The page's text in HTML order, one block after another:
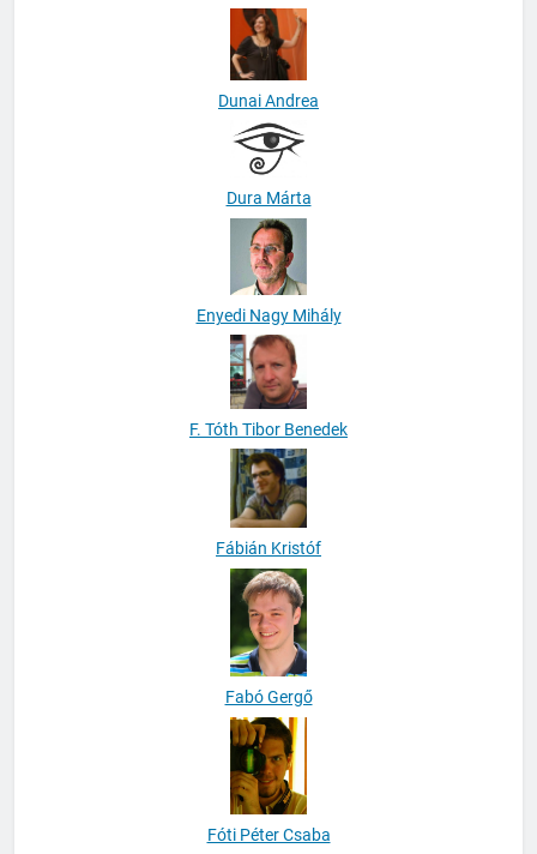
Dunai Andrea
Dura Márta
Enyedi Nagy Mihály
F. Tóth Tibor Benedek
Fábián Kristóf
Fabó Gergő
Fóti Péter Csaba